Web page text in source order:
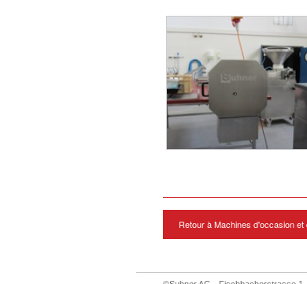
Retour à Machines d'occasion et